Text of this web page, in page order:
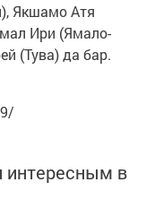
Якшамо Атя
Ири (Ямало-
(Тува) да бар.
в